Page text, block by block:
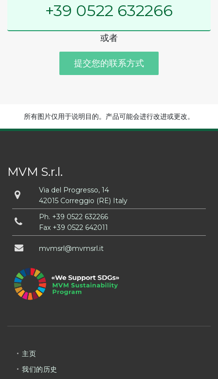
+39 0522 632266
或者
提交您的联系方式
所有图片仅用于说明目的。产品可能会进行改进或更改。
MVM S.r.l.
Via del Progresso, 14
42015 Correggio (RE) Italy
Ph. +39 0522 632266
Fax +39 0522 642011
mvmsrl mvmsrl it
主页
我们的历史